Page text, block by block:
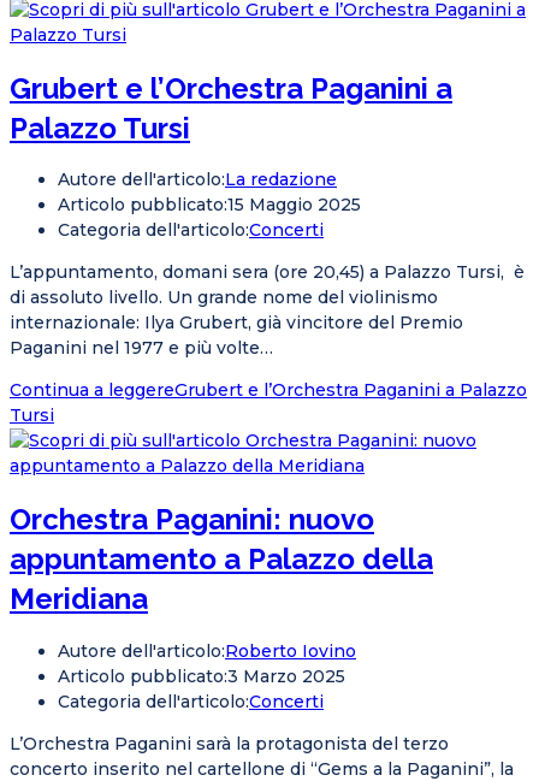
Grubert e l’Orchestra Paganini a
Palazzo Tursi
Autore dell'articolo:La redazione
Articolo pubblicato:15 Maggio 2025
Categoria dell'articolo:Concerti
L’appuntamento, domani sera (ore 20,45) a Palazzo Tursi, è
di assoluto livello. Un grande nome del violinismo
internazionale: Ilya Grubert, già vincitore del Premio
Paganini nel 1977 e più volte…
Continua a leggereGrubert e l’Orchestra Paganini a Palazzo
Tursi
Orchestra Paganini: nuovo
appuntamento a Palazzo della
Meridiana
Autore dell'articolo:Roberto Iovino
Articolo pubblicato:3 Marzo 2025
Categoria dell'articolo:Concerti
L’Orchestra Paganini sarà la protagonista del terzo
concerto inserito nel cartellone di “Gems a la Paganini”, la